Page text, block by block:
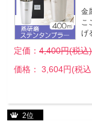
金
こ
げ
定価： 4,400円(税込)
価格： 3,604円(税
2位